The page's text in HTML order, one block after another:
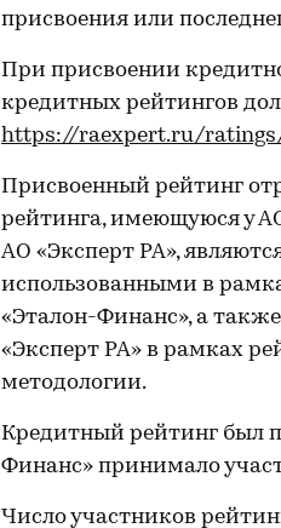
присвоения или
При присвоении
кредитных рейтингов
https://raexpert.ru/
Присвоенный рейтинг
рейтинга, имеющуюся у
АО «Эксперт РА»,
использованными в
«Эталон-Финанс», а
«Эксперт РА» в рамках
методологии.
Кредитный рейтинг был
Финанс» принимало
Число участников